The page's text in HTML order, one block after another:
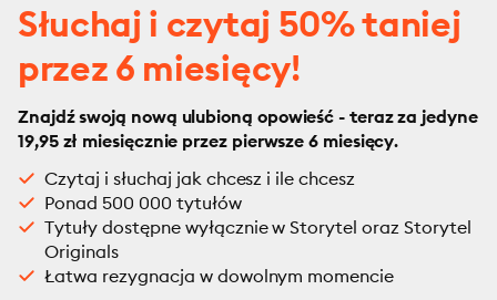
Słuchaj i czytaj 50% taniej
przez 6 miesięcy!
Znajdź swoją nową ulubioną opowieść - teraz za jedyne
19,95 zł miesięcznie przez pierwsze 6 miesięcy.
Czytaj i słuchaj jak chcesz i ile chcesz
Ponad 500 000 tytułów
Tytuły dostępne wyłącznie w Storytel oraz Storytel
Originals
Łatwa rezygnacja w dowolnym momencie